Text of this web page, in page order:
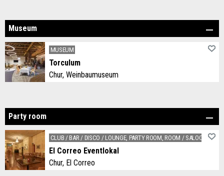
Museum
MUSEUM
Torculum
Chur, Weinbaumuseum
Party room
CLUB / BAR / DISCO / LOUNGE, PARTY ROOM, ROOM / SALOON
El Correo Eventlokal
Chur, El Correo